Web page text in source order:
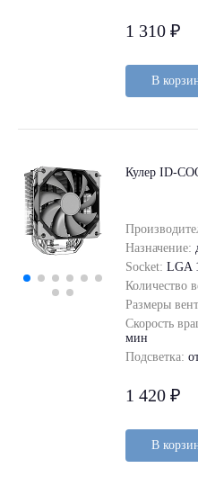
1 310 ₽
В
Кулер ID-
Назначение:
Socket: LGA
Количество
Размеры
Скорость
мин
Подсветка:
1 420 ₽
В